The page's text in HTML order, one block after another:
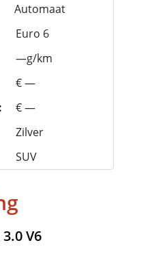
Automaat
Euro 6
—g/km
€ —
€ —
Zilver
SUV
V6